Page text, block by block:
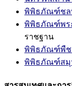
พิพิธภัณฑ์ชล
พิพิธภัณฑ์พร
ราชฐาน
พิพิธภัณฑ์พืช
พิพิธภัณฑ์สมุ